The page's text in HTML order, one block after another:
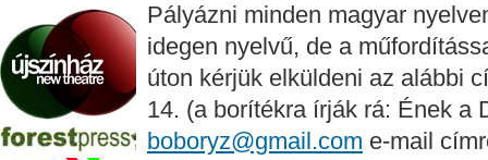
Pályázni minden magyar
idegen nyelvű, de a
úton kérjük elküldeni az alábbi
14. (a borítékra írják rá: Ének a
boboryz@gmail.com e-mail